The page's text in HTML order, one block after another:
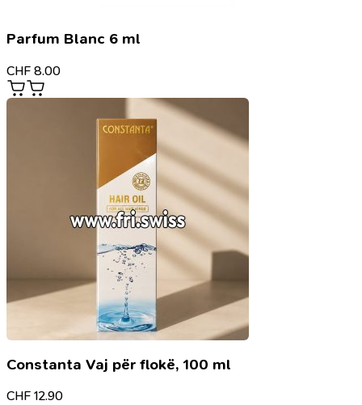
Parfum Blanc 6 ml
CHF 8.00
Constanta Vaj për flokë, 100 ml
CHF 12.90